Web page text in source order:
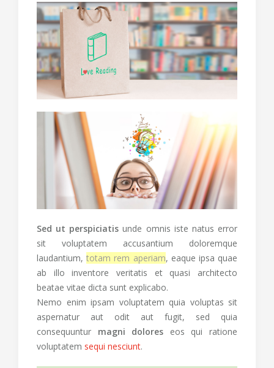
Sed ut perspiciatis unde omnis iste natus error
sit voluptatem accusantium doloremque
laudantium,totam rem aperiam, eaque ipsa quae
ab illo inventore veritatis et quasi architecto
beatae vitae dicta sunt explicabo.
Nemo enim ipsam voluptatem quia voluptas sit
aspernatur aut odit aut fugit, sed quia
consequuntur magni dolores eos qui ratione
voluptatem sequi nesciunt.